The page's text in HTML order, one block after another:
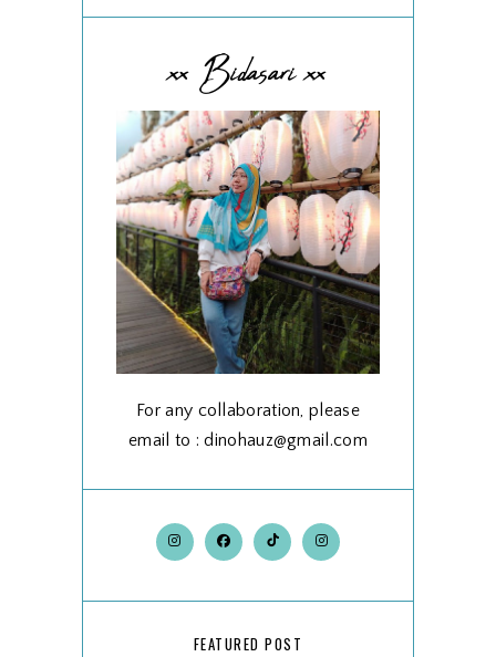
xx Bidasari xx
For any collaboration, please
email to : dinohauz@gmail.com
FEATURED POST